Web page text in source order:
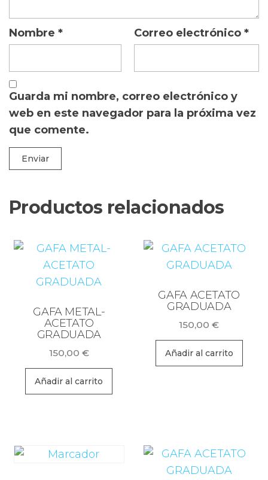
Nombre * Correo electrónico *
Guarda mi nombre, correo electrónico y
web en este navegador para la próxima vez
que comente.
Productos relacionados
GAFA METAL-
ACETATO
GRADUADA
150,00 €
Añadir al carrito
GAFA ACETATO
GRADUADA
150,00€
Añadir al carrito